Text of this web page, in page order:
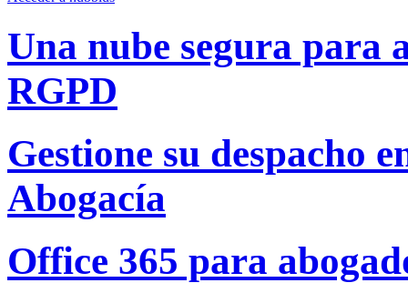
Una nube segura para
RGPD
Gestione su despacho
Abogacía
Office 365 para